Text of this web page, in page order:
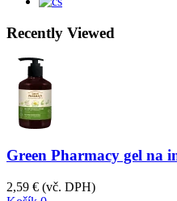
Recently Viewed
Green Pharmacy gel na
2,59 € (vč. DPH)